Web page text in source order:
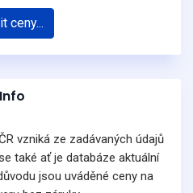
ceny...
Info
vzniká ze zadávaných údajů
také ať je databáze aktuální
jsou uváděné ceny na